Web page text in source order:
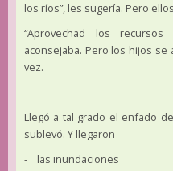
los ríos”, les sugería. Pero
“Aprovechad los
aconsejaba. Pero los hijos
vez.
Llegó a tal grado el enfado
sublevó. Y llegaron
- las inundaciones